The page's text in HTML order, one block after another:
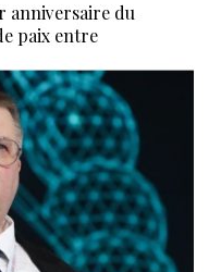
anniversaire du
paix entre